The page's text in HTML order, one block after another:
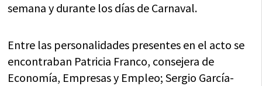
semana y durante los días de Carnaval.
Entre las personalidades presentes en el acto se
encontraban Patricia Franco, consejera de
Economía, Empresas y Empleo; Sergio García-